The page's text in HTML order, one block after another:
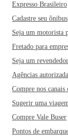
Expresso Brasileiro
Cadastre seu ônibus
Seja um motorista
Fretado para
Seja um
Agências
Compre nos canais
Sugerir uma
Compre Vale Buser
Pontos de